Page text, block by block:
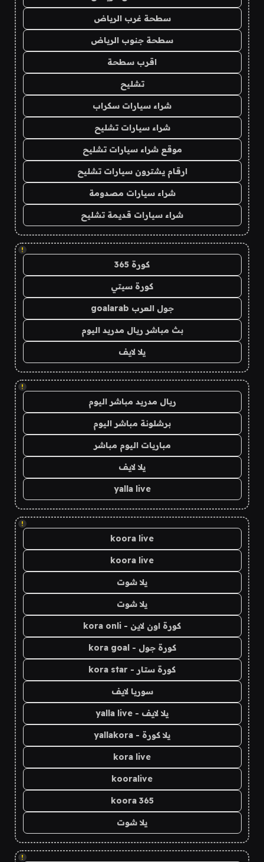
سطحة غرب الرياض
سطحة جنوب الرياض
اقرب سطحة
تشليح
شراء سيارات سكراب
شراء سيارات تشليح
موقع شراء سيارات تشليح
ارقام يشترون سيارات تشليح
شراء سيارات مصدومة
شراء سيارات قديمة تشليح
!
كورة 365
كورة سيتي
جول العرب goalarab
بث مباشر ريال مدريد اليوم
يلا لايف
!
ريال مدريد مباشر اليوم
برشلونة مباشر اليوم
مباريات اليوم مباشر
يلا لايف
yalla live
!
koora live
koora live
يلا شوت
يلا شوت
كورة اون لاين - kora onli
كورة جول - kora goal
كورة ستار - kora star
سوريا لايف
يلا لايف - yalla live
يلا كورة - yallakora
kora live
kooralive
koora 365
يلا شوت
!